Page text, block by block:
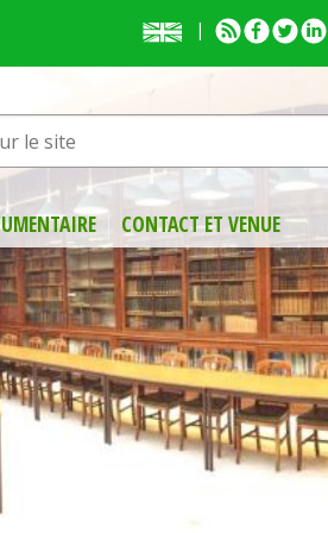
English
presentation
RSS
CONTACT ET VENUE